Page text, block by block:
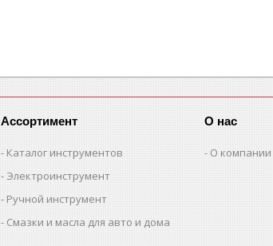
Ассортимент
Каталог инструментов
Электроинструмент
Ручной инструмент
Смазки и масла для авто и дома
О нас
О компании